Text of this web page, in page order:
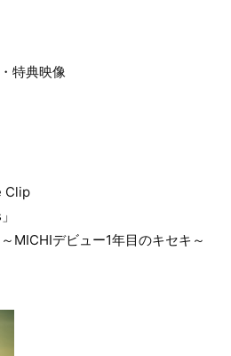
特典映像
Clip
デビュー1年目のキセキ～